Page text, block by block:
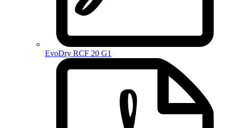
EvoDry RCF 20 G1